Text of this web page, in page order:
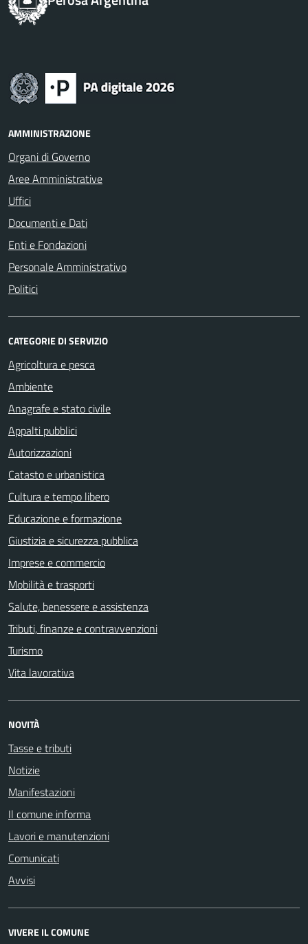
AMMINISTRAZIONE
Organi di Governo
Aree Amministrative
Uffici
Documenti e Dati
Enti e Fondazioni
Personale Amministrativo
Politici
CATEGORIE DI SERVIZIO
Agricoltura e pesca
Ambiente
Anagrafe e stato civile
Appalti pubblici
Autorizzazioni
Catasto e urbanistica
Cultura e tempo libero
Educazione e formazione
Giustizia e sicurezza pubblica
Imprese e commercio
Mobilità e trasporti
Salute, benessere e assistenza
Tributi, finanze e contravvenzioni
Turismo
Vita lavorativa
NOVITÀ
Tasse e tributi
Notizie
Manifestazioni
Il comune informa
Lavori e manutenzioni
Comunicati
Avvisi
VIVERE IL COMUNE